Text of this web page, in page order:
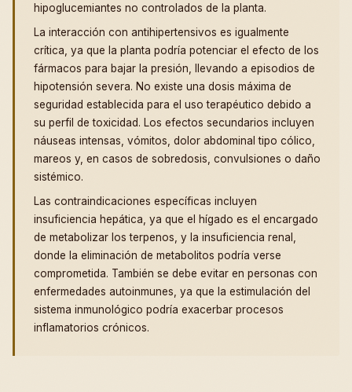
hipoglucemiantes no controlados de la planta.
La interacción con antihipertensivos es igualmente
crítica, ya que la planta podría potenciar el efecto de los
fármacos para bajar la presión, llevando a episodios de
hipotensión severa. No existe una dosis máxima de
seguridad establecida para el uso terapéutico debido a
su perfil de toxicidad. Los efectos secundarios incluyen
náuseas intensas, vómitos, dolor abdominal tipo cólico,
mareos y, en casos de sobredosis, convulsiones o daño
sistémico.
Las contraindicaciones específicas incluyen
insuficiencia hepática, ya que el hígado es el encargado
de metabolizar los terpenos, y la insuficiencia renal,
donde la eliminación de metabolitos podría verse
comprometida. También se debe evitar en personas con
enfermedades autoinmunes, ya que la estimulación del
sistema inmunológico podría exacerbar procesos
inflamatorios crónicos.